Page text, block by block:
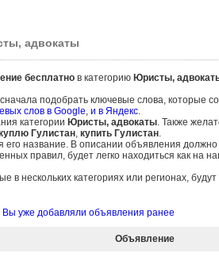
адвокаты
бесплатнов категорию Юристы,
подобрать ключевые слова, которые
слов в Google, и в Яндекс.
категории Юристы, адвокаты. Также
Гулистан, купить Гулистан.
его название. В описании объявления
правил, будет легко находиться как на
нескольких категориях или регионах,
Вы уже добавляли объявления ранее
Объявление